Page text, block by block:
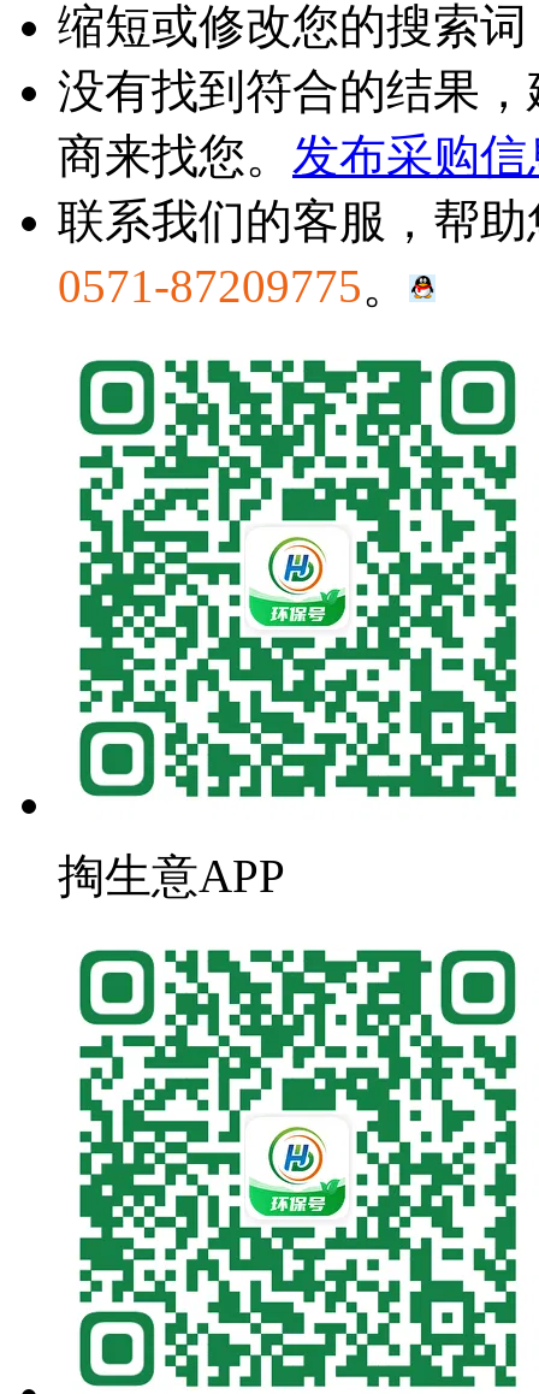
缩短或修改您的搜索
没有找到符合的结果
商来找您。 发布采购信
联系我们的客服，帮
0571-87209775。
掏生意APP